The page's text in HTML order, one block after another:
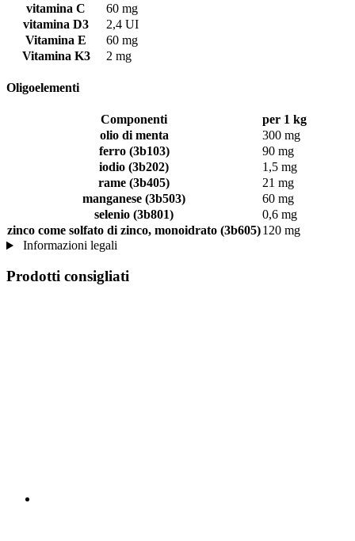
vitamina C
60 mg
vitamina D3
2,4 UI
Vitamina E
60 mg
Vitamina K3
2 mg
Oligoelementi
Componenti
per 1 kg
olio di menta
300 mg
ferro (3b103)
90 mg
iodio (3b202)
1,5 mg
rame (3b405)
21 mg
manganese (3b503)
60 mg
selenio (3b801)
0,6 mg
zinco come solfato di zinco, monoidrato (3b605)120 mg
Informazioni legali
Prodotti consigliati